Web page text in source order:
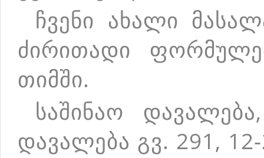
ჩვენი ახალი
ძირითადი
თიმში.
საშინაო
დავალება გვ. 291,